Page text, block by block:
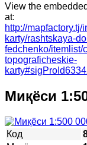
View the
at:
http://
karty/rashtskaya-
fedchenko/itemlist/
topograficheskie-
Миқёси
Код